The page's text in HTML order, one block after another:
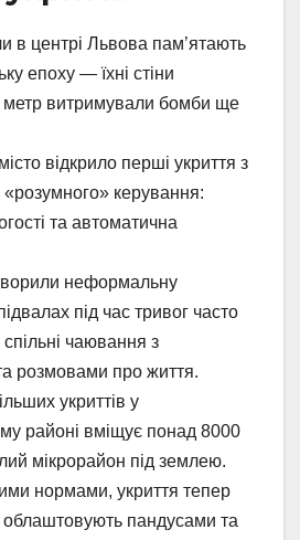
в центрі Львова пам’ятають
епоху — їхні стіни
витримували бомби ще
відкрило перші укриття з
керування:
та автоматична
неформальну
під час тривог часто
чаювання з
розмовами про життя.
укриттів у
районі вміщує понад 8000
мікрорайон під землею.
нормами, укриття тепер
облаштовують пандусами та